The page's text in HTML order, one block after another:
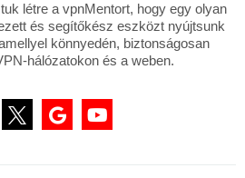
létre a vpnMentort, hogy egy olyan
és segítőkész eszközt nyújtsunk
könnyedén, biztonságosan
hálózatokon és a weben.